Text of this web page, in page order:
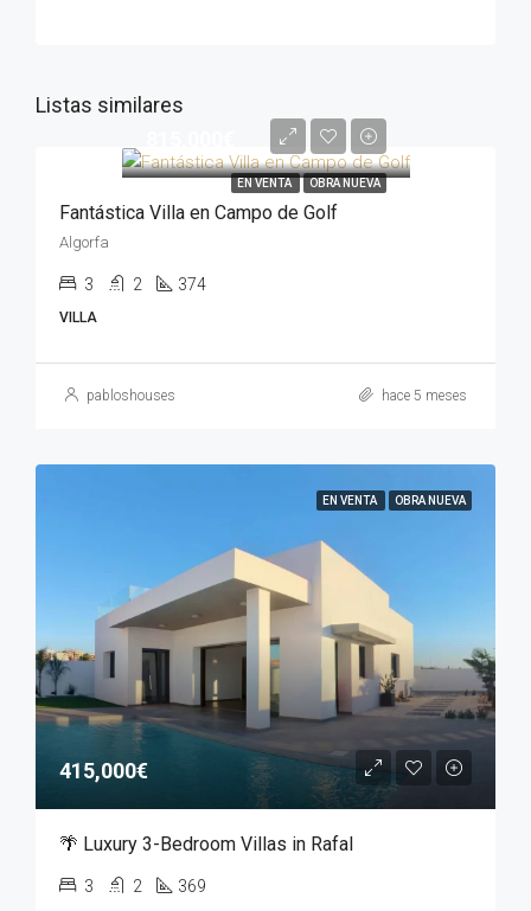
Listas similares
EN VENTA OBRA NUEVA
Fantástica Villa en Campo de Golf
Algorfa
3 2 374
VILLA
pabloshouses hace 5 meses
EN VENTA OBRA NUEVA
415,000€
🌴 Luxury 3-Bedroom Villas in Rafal
3 2 369